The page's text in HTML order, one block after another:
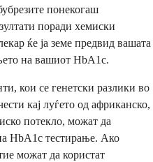
понекогаш
поради хемиски
ќе ја земе предвид вашата
на вашиот HbA1c.
кои се генетски разлики во
кај луѓето од африканско,
потекло, можат да
HbA1c тестирање. Ако
можат да користат